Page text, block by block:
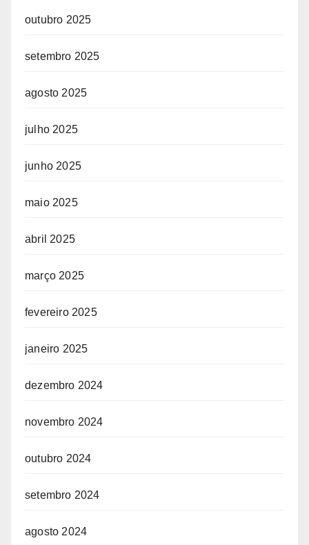
outubro 2025
setembro 2025
agosto 2025
julho 2025
junho 2025
maio 2025
abril 2025
março 2025
fevereiro 2025
janeiro 2025
dezembro 2024
novembro 2024
outubro 2024
setembro 2024
agosto 2024